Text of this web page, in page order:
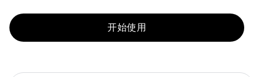
开始使用